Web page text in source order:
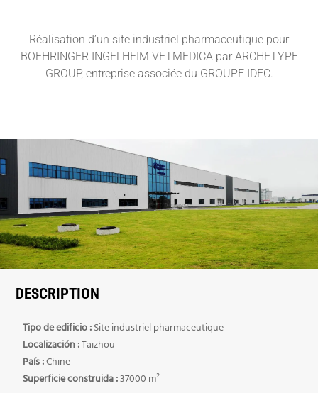
Réalisation d’un site industriel pharmaceutique pour
BOEHRINGER INGELHEIM VETMEDICA par ARCHETYPE
GROUP, entreprise associée du GROUPE IDEC.
DESCRIPTION
Tipo de edificio :Site industriel pharmaceutique
Localización :Taizhou
País :Chine
Superficie construida :37000 m²